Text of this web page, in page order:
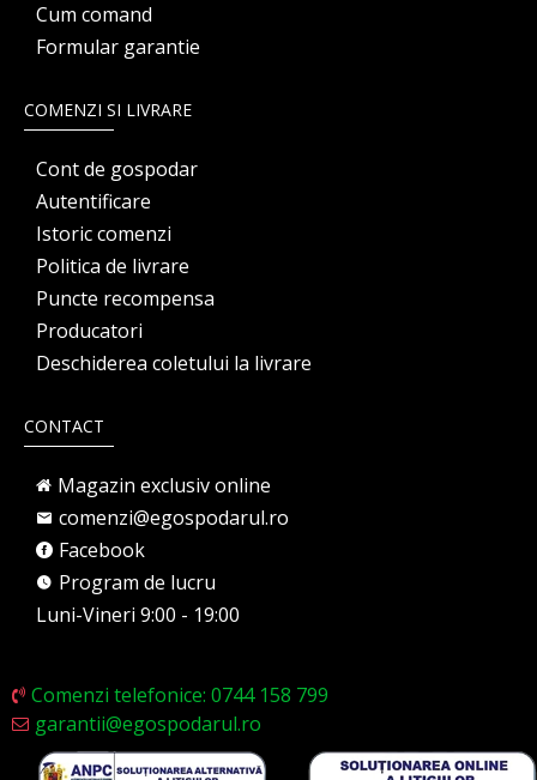
Cum comand
Formular garantie
COMENZI SI LIVRARE
Cont de gospodar
Autentificare
Istoric comenzi
Politica de livrare
Puncte recompensa
Producatori
Deschiderea coletului la livrare
CONTACT
Magazin exclusiv online
comenzi@egospodarul.ro
Facebook
Program de lucru
Luni-Vineri 9:00 - 19:00
Comenzi telefonice: 0744 158 799
garantii@egospodarul.ro